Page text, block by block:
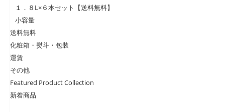
１．８L×６本セット【送料無料】
小容量
送料無料
化粧箱・熨斗・包装
運賃
その他
Featured Product Collection
新着商品